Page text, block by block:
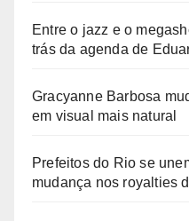
Entre o jazz e o
trás da agenda de
Gracyanne Barbosa
em visual mais natural
Prefeitos do Rio se
mudança nos royalties